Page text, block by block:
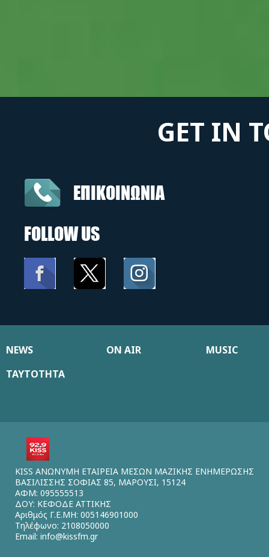
GET IN
ΕΠΙΚΟΙΝΩΝΙΑ
FOLLOW US
NEWS ON AIR
MUSIC
ΤΑΥΤΟΤΗΤΑ
KISS ΑΝΩΝΥΜΗ ΕΤΑΙΡΕΙΑ ΜΕΣΩΝ ΜΑΖΙΚΗΣ ΕΝΗΜΕΡΩΣΗΣ
ΒΑΣΙΛΙΣΣΗΣ ΣΟΦΙΑΣ 85, ΜΑΡΟΥΣΙ, 15124
ΑΦΜ: 095555513
ΔΟΥ: ΚΕΦΟΔΕ ΑΤΤΙΚΗΣ
Αριθμός Γ.Ε.ΜΗ: 005146901000
Τηλέφωνο: 2108050000
Email: info@kissfm.gr